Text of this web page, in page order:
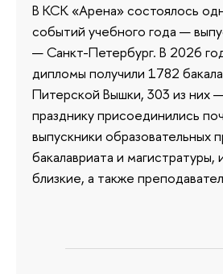
В КСК «Арена» состоялось
событий учебного года —
— Санкт-Петербург. В 2026
дипломы получили 1782
Питерской Вышки, 303 из них
празднику присоединились
выпускники образовательных
бакалавриата и магистратуры,
близкие, а также